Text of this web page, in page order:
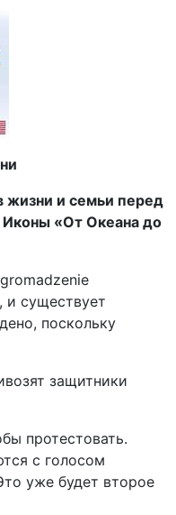
жизни и семьи перед
«От Океана до
и существует
поскольку
защитники
протестовать.
с голосом
уже будет второе